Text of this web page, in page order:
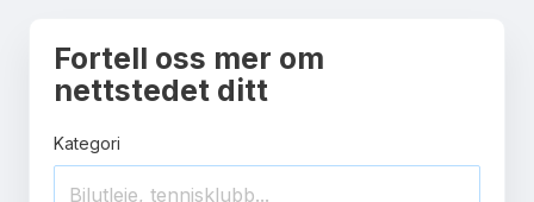
Fortell oss mer om
nettstedet ditt
Kategori